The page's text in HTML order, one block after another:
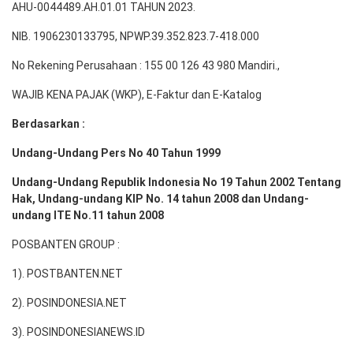
AHU-0044489.AH.01.01 TAHUN 2023.
NIB. 1906230133795, NPWP.39.352.823.7-418.000
No Rekening Perusahaan : 155 00 126 43 980 Mandiri.,
WAJIB KENA PAJAK (WKP), E-Faktur dan E-Katalog
Berdasarkan :
Undang-Undang Pers No 40 Tahun 1999
Undang-Undang Republik Indonesia No 19 Tahun 2002 Tentang
Hak, Undang-undang KIP No. 14 tahun 2008 dan Undang-
undang ITE No.11 tahun 2008
POSBANTEN GROUP :
1). POSTBANTEN.NET
2). POSINDONESIA.NET
3). POSINDONESIANEWS.ID